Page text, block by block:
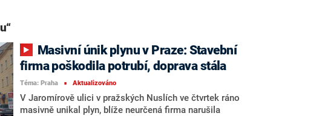
firma poškodila potrubí, doprava stála
Téma: Praha ■ Aktualizováno
V Jaromírově ulici v pražských Nuslích ve čtvrtek ráno
masivně unikal plyn, blíže neurčená firma narušila